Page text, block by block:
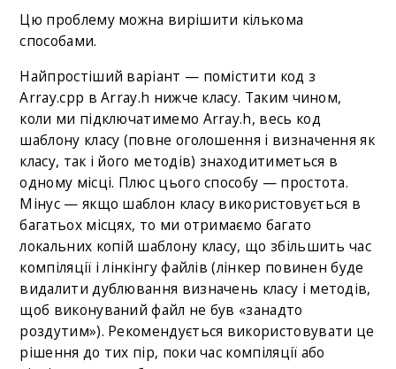
Цю проблему можна вирішити кількома
способами.
Найпростіший варіант — помістити код з
Array.cpp в Array.h нижче класу. Таким чином,
коли ми підключатимемо Array.h, весь код
шаблону класу (повне оголошення і визначення як
класу, так і його методів) знаходитиметься в
одному місці. Плюс цього способу — простота.
Мінус — якщо шаблон класу використовується в
багатьох місцях, то ми отримаємо багато
локальних копій шаблону класу, що збільшить час
компіляції і лінкінгу файлів (лінкер повинен буде
видалити дублювання визначень класу і методів,
щоб виконуваний файл не був «занадто
роздутим»). Рекомендується використовувати це
рішення до тих пір, поки час компіляції або